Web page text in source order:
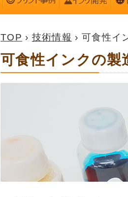
TOP › 技術情報 › 可食性イ
可食性インクの製